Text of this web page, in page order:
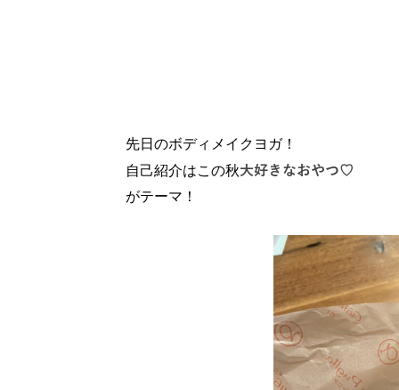
先日のボディメイクヨガ！
自己紹介はこの秋大好きなおやつ♡
がテーマ！